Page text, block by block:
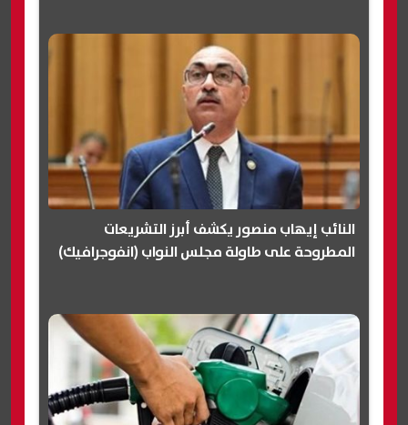
النائب إيهاب منصور يكشف أبرز التشريعات
المطروحة على طاولة مجلس النواب (انفوجرافيك)